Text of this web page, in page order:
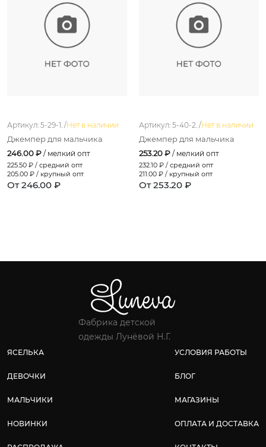
Артикул: 5-29-1. /Нет в наличии
Джемпер для мальчика
246.00 ₽ / мелкий опт
225.50 ₽ / средний опт
205.00 ₽ / крупный опт
От 246.00 ₽
Артикул: 5-40-2. /Нет в наличии
Джемпер для мальчика
253.20 ₽ / мелкий опт
232.10 ₽ / средний опт
211.00 ₽ / крупный опт
От 253.20 ₽
Фабрика детской
одежды Лунёвой Н.Г.
ЯСЕЛЬКА
ДЕВОЧКИ
МАЛЬЧИКИ
НОВИНКИ
УСЛОВИЯ РАБОТЫ
БЛОГ
МАГАЗИНЫ
ОПЛАТА И ДОСТАВКА